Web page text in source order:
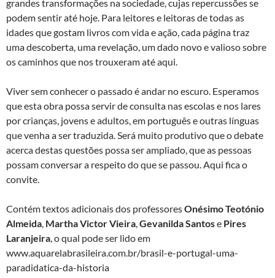
grandes transformações na sociedade, cujas repercussões se
podem sentir até hoje. Para leitores e leitoras de todas as
idades que gostam livros com vida e ação, cada página traz
uma descoberta, uma revelação, um dado novo e valioso sobre
os caminhos que nos trouxeram até aqui.
Viver sem conhecer o passado é andar no escuro. Esperamos
que esta obra possa servir de consulta nas escolas e nos lares
por crianças, jovens e adultos, em português e outras línguas
que venha a ser traduzida. Será muito produtivo que o debate
acerca destas questões possa ser ampliado, que as pessoas
possam conversar a respeito do que se passou. Aqui fica o
convite.
Contém textos adicionais dos professoresOnésimo Teotónio
Almeida, Martha Victor Vieira,Gevanilda Santose Pires
Laranjeira, o qual pode ser lido em
www.aquarelabrasileira.com.br/brasil-e-portugal-uma-
paradidatica-da-historia